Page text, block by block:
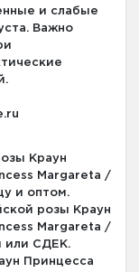
и слабые
Важно
Краун
Margareta /
и оптом.
розы Краун
Margareta /
или СДЕК.
Принцесса